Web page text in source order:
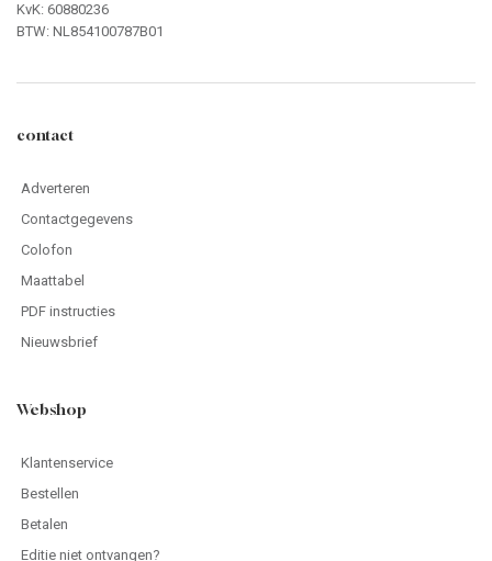
KvK: 60880236
BTW: NL854100787B01
contact
Adverteren
Contactgegevens
Colofon
Maattabel
PDF instructies
Nieuwsbrief
Webshop
Klantenservice
Bestellen
Betalen
Editie niet ontvangen?